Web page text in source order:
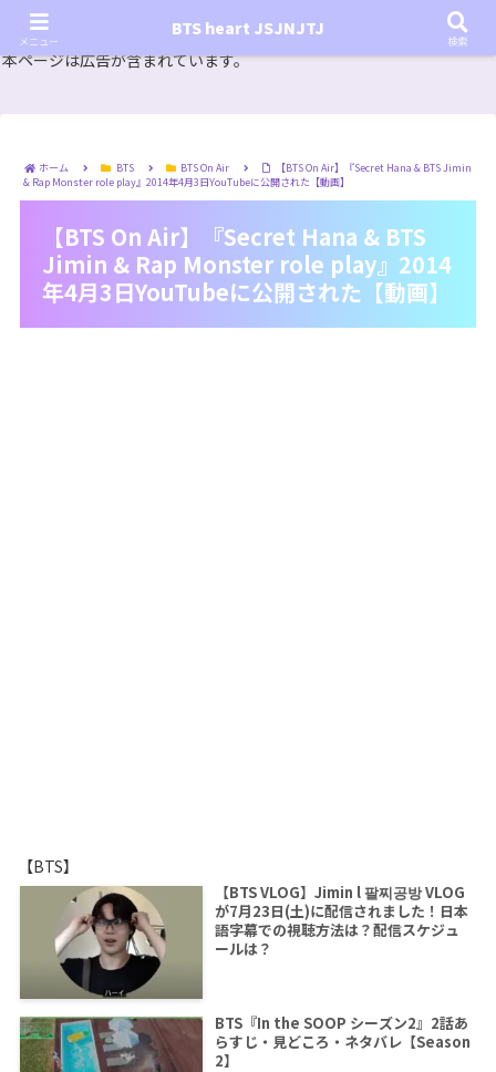
『In the SOOP BTS ver.』シーズン2放送決定！いつから始まる？インザスープの放送開始日・視聴
方法は？【In the SOOP BTS ver. Season 2】
本ページは広告が含まれています。
ホーム BTS BTS On Air
【BTS On Air】『Secret Hana & BTS Jimin
& Rap Monster role play』2014年4月3日YouTubeに公開された【動画】
【BTS On Air】『Secret Hana & BTS
Jimin & Rap Monster role play』2014
年4月3日YouTubeに公開された【動画】
【BTS】
【BTS VLOG】Jimin l 팔찌공방 VLOG
が7月23日(土)に配信されました！日本
語字幕での視聴方法は？配信スケジュ
ールは？
BTS『In the SOOP シーズン2』2話あ
らすじ・見どころ・ネタバレ【Season
2】
メニュー
BTS heart JSJNJTJ
検索